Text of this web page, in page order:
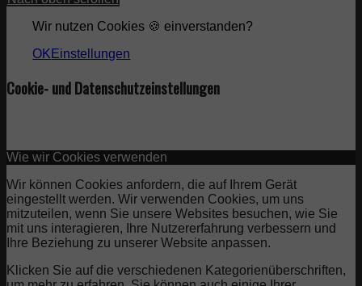
Wir nutzen Cookies 🍪 einverstanden?
OK Einstellungen
Cookie- und Datenschutzeinstellungen
Wie wir Cookies verwenden
Wir können Cookies anfordern, die auf Ihrem Gerät
eingestellt werden. Wir verwenden Cookies, um uns
mitzuteilen, wenn Sie unsere Websites besuchen, wie Sie
mit uns interagieren, Ihre Nutzererfahrung verbessern und
Ihre Beziehung zu unserer Website anpassen.
Klicken Sie auf die verschiedenen Kategorienüberschriften,